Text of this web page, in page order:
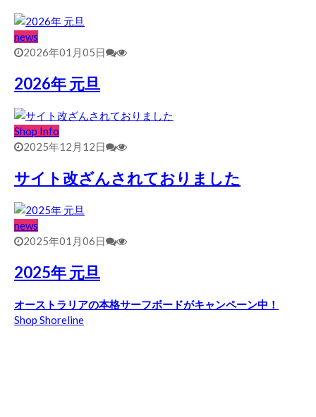
news
2026年01月05日
2026年 元旦
Shop Info
2025年12月12日
サイト改ざんされておりました
news
2025年01月06日
2025年 元旦
オーストラリアの本格サーフボードがキャンペーン中！
Shop Shoreline